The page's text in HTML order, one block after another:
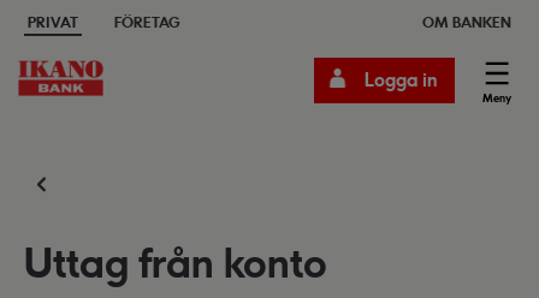
PRIVAT FÖRETAG OM BANKEN
Meny
Logga in
Uttag från konto